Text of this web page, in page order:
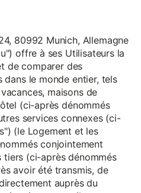
80992 Munich, Allemagne
offre à ses Utilisateurs la
de comparer des
le monde entier, tels
maisons de
(ci-après dénommés
services connexes (ci-
(le Logement et les
conjointement
tiers (ci-après dénommés
avoir été transmis, de
auprès du